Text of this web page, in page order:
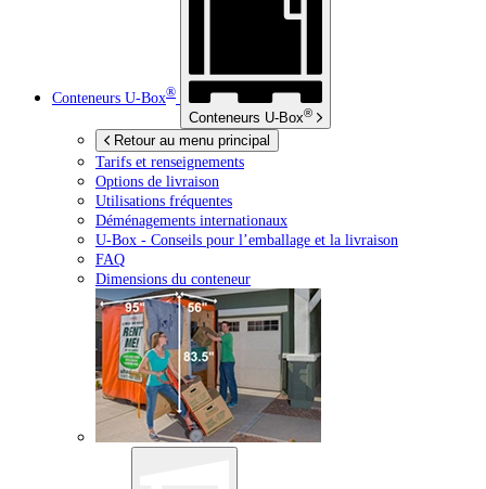
Conteneurs U-Box®
Conteneurs U-Box®
Retour au menu principal
Tarifs et renseignements
Options de livraison
Utilisations fréquentes
Déménagements internationaux
U-Box - Conseils pour l’emballage et la livraison
FAQ
Dimensions du conteneur